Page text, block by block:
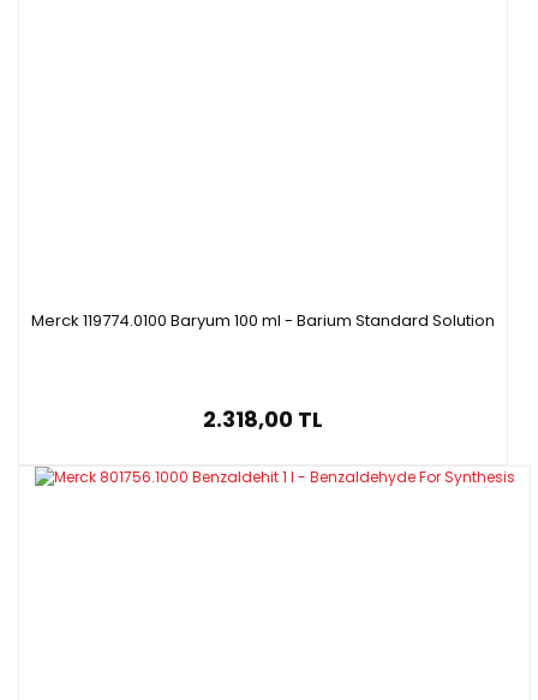
Merck 119774.0100 Baryum 100 ml - Barium Standard Solution
2.318,00 TL